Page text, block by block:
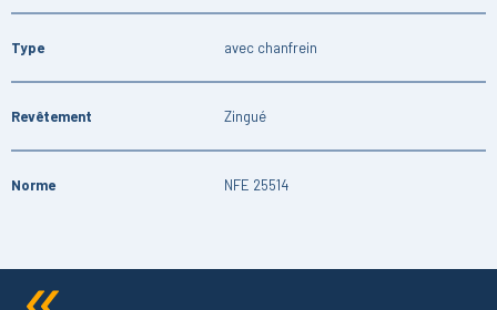
Type avec chanfrein
Revêtement Zingué
Norme NFE 25514